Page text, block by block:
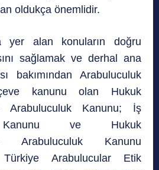
oldukça önemlidir.
yer alan konuların doğru
sağlamak ve derhal ana
bakımından Arabuluculuk
kanunu olan Hukuk
Arabuluculuk Kanunu; İş
Kanunu ve Hukuk
Arabuluculuk Kanunu
Arabulucular Etik